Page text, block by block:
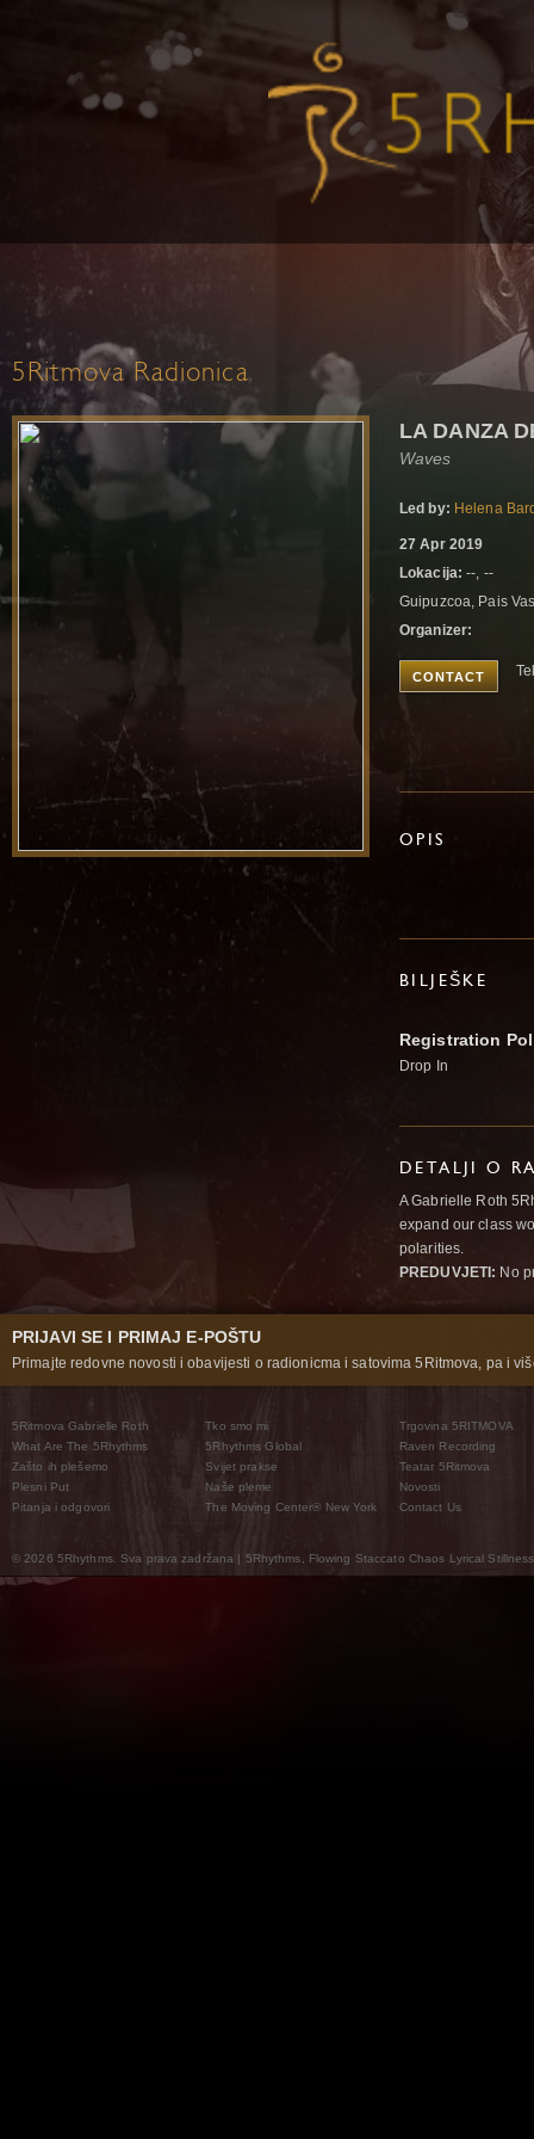
5Ritmova Radionica
LA DANZA
Waves
Led by: Helena
27 Apr 2019
Lokacija: --, --
Guipuzcoa, Pais
Organizer:
CONTACT
OPIS
BILJEŠKE
Registration
Drop In
DETALJI O
A Gabrielle Roth
expand our class
polarities.
PREDUVJETI: No
PRIJAVI SE I PRIMAJ E-POŠTU
Primajte redovne novosti i obavijesti o radionicma i satovima 5Ritmova, pa i
5Ritmova Gabrielle Roth
What Are The 5Rhythms
Zašto ih plešemo
Plesni Put
Pitanja i odgovori
Tko smo mi
5Rhythms Global
Svijet prakse
Naše pleme
The Moving Center® New York
Trgovina 5RITMOVA
Raven Recording
Teatar 5Ritmova
Novosti
Contact Us
© 2026 5Rhythms. Sva prava zadržana | 5Rhythms, Flowing Staccato Chaos Lyrical